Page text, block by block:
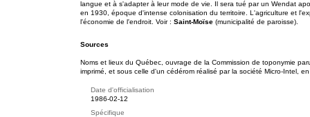
langue et à s'adapter à leur mode de vie. Il sera tué par un Wendat
en 1930, époque d'intense colonisation du territoire. L'agriculture et
l'économie de l'endroit. Voir : Saint-Moïse (municipalité de paroisse).
Sources
Noms et lieux du Québec, ouvrage de la Commission de toponymie
imprimé, et sous celle d'un cédérom réalisé par la société Micro-Intel,
Date d'officialisation
1986-02-12
Spécifique